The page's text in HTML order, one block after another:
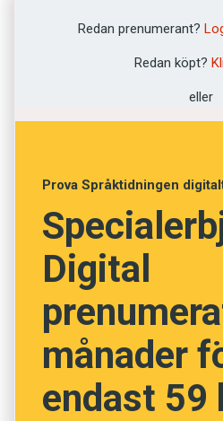
Decolletage
dekolletage?
Dekolletage
Redan prenumerant?
Redan köpt?
eller
Prova Språktidningen
Digital
månader
endast 59